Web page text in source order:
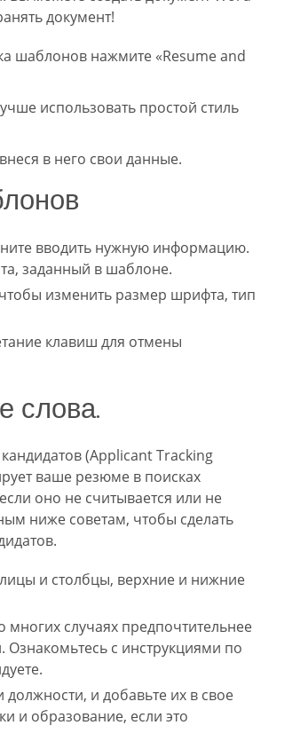
документ!
шаблонов нажмите «Resume and
использовать простой стиль
в него свои данные.
вводить нужную информацию.
заданный в шаблоне.
изменить размер шрифта, тип
клавиш для отмены
слова.
(Applicant Tracking
ваше резюме в поисках
оно не считывается или не
ниже советам, чтобы сделать
и столбцы, верхние и нижние
случаях предпочтительнее
Ознакомьтесь с инструкциями по
и добавьте их в свое
и образование, если это